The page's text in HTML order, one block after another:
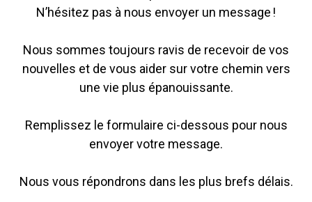
N’hésitez pas à nous envoyer un message !
Nous sommes toujours ravis de recevoir de vos
nouvelles et de vous aider sur votre chemin vers
une vie plus épanouissante.
Remplissez le formulaire ci-dessous pour nous
envoyer votre message.
Nous vous répondrons dans les plus brefs délais.